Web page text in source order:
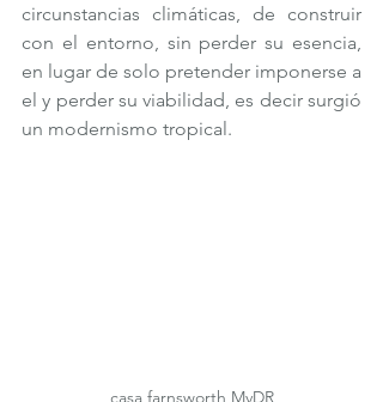
circunstancias climáticas, de construir
con el entorno, sin perder su esencia,
en lugar de solo pretender imponerse a
el y perder su viabilidad, es decir surgió
un modernismo tropical.
casa farnsworth MvDR